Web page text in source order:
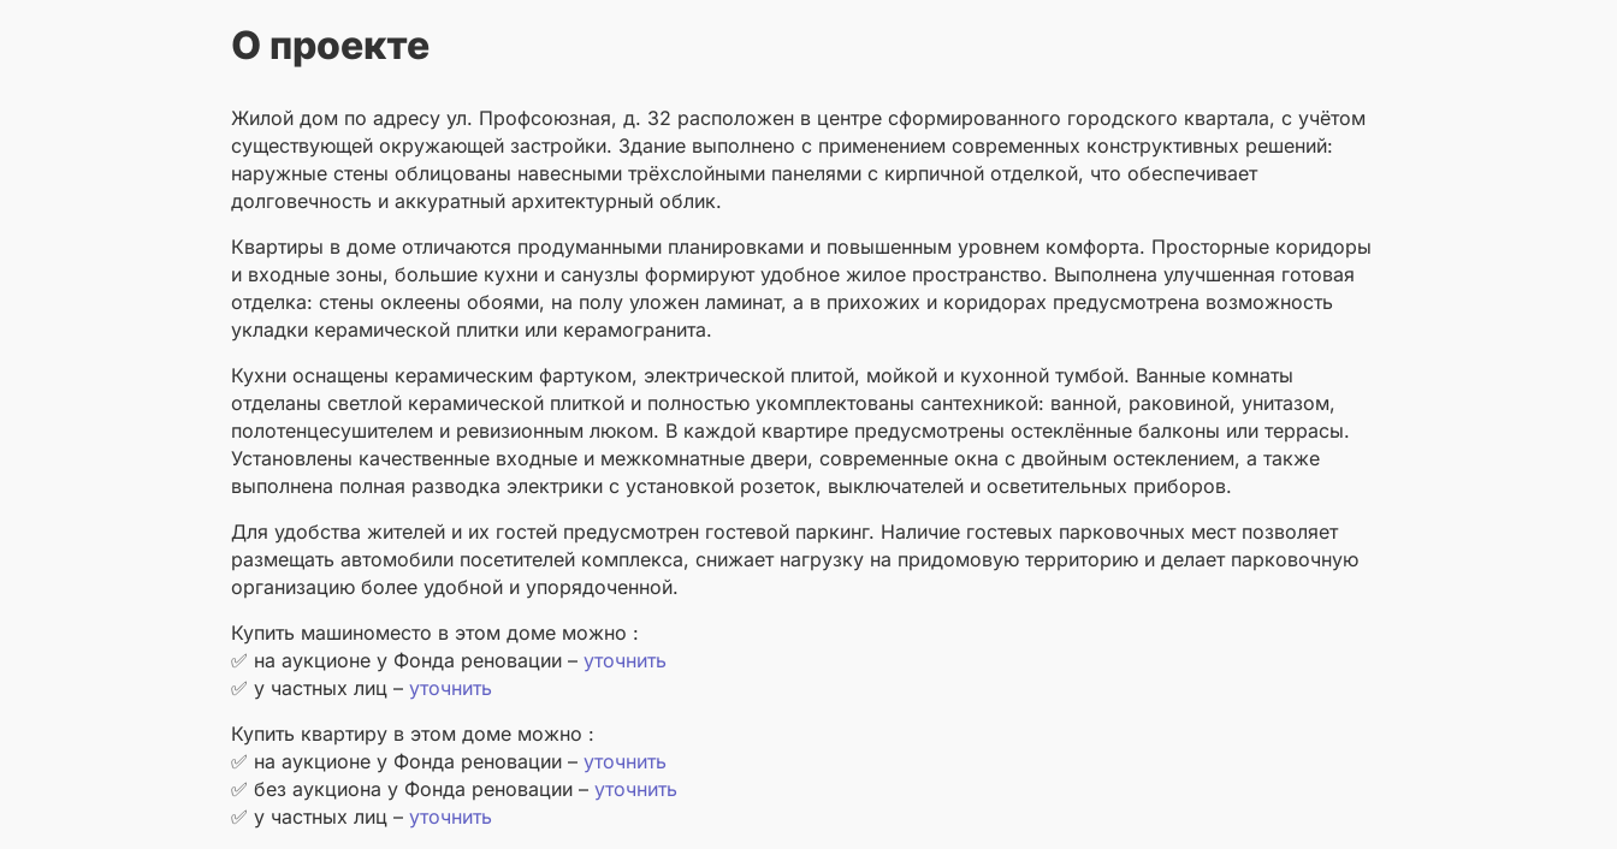
О проекте
Жилой дом по адресу ул. Профсоюзная, д. 32 расположен в центре сформированного городского квартала, с учётом
существующей окружающей застройки. Здание выполнено с применением современных конструктивных решений:
наружные стены облицованы навесными трёхслойными панелями с кирпичной отделкой, что обеспечивает
долговечность и аккуратный архитектурный облик.
Квартиры в доме отличаются продуманными планировками и повышенным уровнем комфорта. Просторные коридоры
и входные зоны, большие кухни и санузлы формируют удобное жилое пространство. Выполнена улучшенная готовая
отделка: стены оклеены обоями, на полу уложен ламинат, а в прихожих и коридорах предусмотрена возможность
укладки керамической плитки или керамогранита.
Кухни оснащены керамическим фартуком, электрической плитой, мойкой и кухонной тумбой. Ванные комнаты
отделаны светлой керамической плиткой и полностью укомплектованы сантехникой: ванной, раковиной, унитазом,
полотенцесушителем и ревизионным люком. В каждой квартире предусмотрены остеклённые балконы или террасы.
Установлены качественные входные и межкомнатные двери, современные окна с двойным остеклением, а также
выполнена полная разводка электрики с установкой розеток, выключателей и осветительных приборов.
Для удобства жителей и их гостей предусмотрен гостевой паркинг. Наличие гостевых парковочных мест позволяет
размещать автомобили посетителей комплекса, снижает нагрузку на придомовую территорию и делает парковочную
организацию более удобной и упорядоченной.
Купить машиноместо в этом доме можно :
✅ на аукционе у Фонда реновации – уточнить
✅ у частных лиц – уточнить
Купить квартиру в этом доме можно :
✅ на аукционе у Фонда реновации – уточнить
✅ без аукциона у Фонда реновации – уточнить
✅ у частных лиц – уточнить